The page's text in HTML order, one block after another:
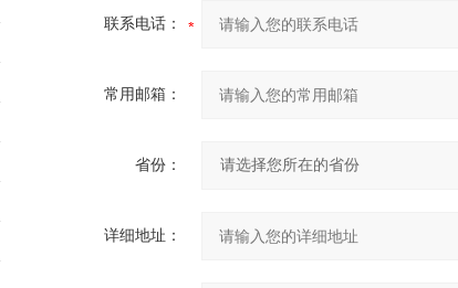
联系电话：
常用邮箱：
省份：
详细地址：